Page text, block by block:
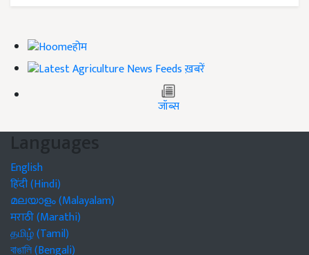
होम
ख़बरें
जॉब्स
Languages
English
हिंदी (Hindi)
മലയാളം (Malayalam)
मराठी (Marathi)
தமிழ் (Tamil)
বাঙালি (Bengali)